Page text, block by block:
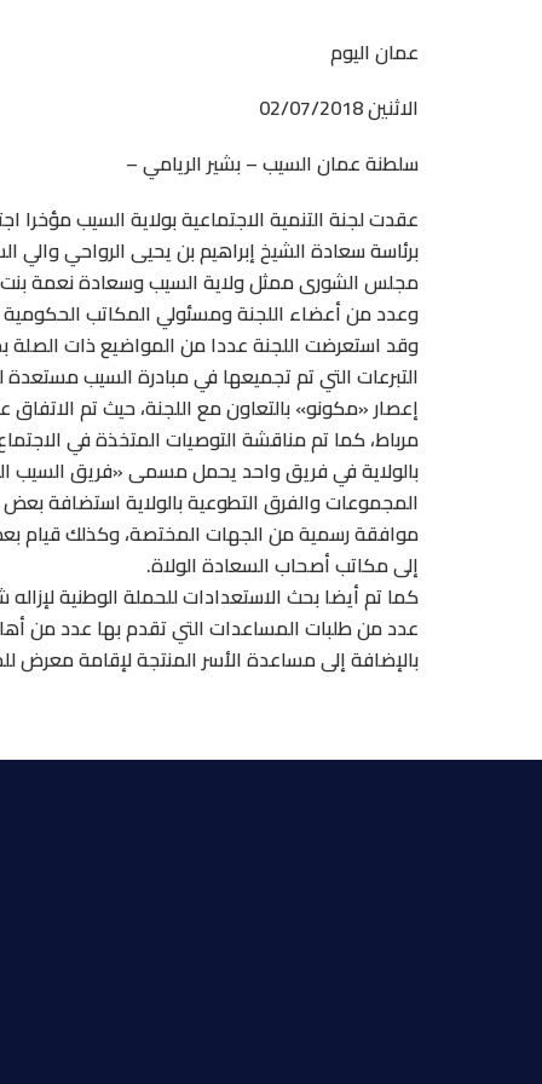
عمان اليوم
الاثنين 02/07/2018
سلطنة عمان السيب – بشير الريامي –
عقدت لجنة التنمية الاجتماعية بولاية السيب مؤخرا
برئاسة سعادة الشيخ إبراهيم بن يحيى الرواحي
مجلس الشورى ممثل ولاية السيب وسعادة نعمة
وعدد من أعضاء اللجنة ومسئولي المكاتب الحكومية
وقد استعرضت اللجنة عددا من المواضيع ذات
التبرعات التي تم تجميعها في مبادرة السيب
إعصار «مكونو» بالتعاون مع اللجنة، حيث تم الاتفاق
مرباط، كما تم مناقشة التوصيات المتخذة في
بالولاية في فريق واحد يحمل مسمى «فريق السيب
المجموعات والفرق التطوعية بالولاية استضافة
موافقة رسمية من الجهات المختصة، وكذلك قيام
إلى مكاتب أصحاب السعادة الولاة.
كما تم أيضا بحث الاستعدادات للحملة الوطنية
عدد من طلبات المساعدات التي تقدم بها عدد من
بالإضافة إلى مساعدة الأسر المنتجة لإقامة معرض